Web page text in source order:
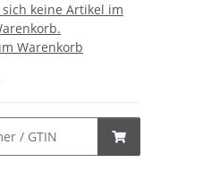
keine Artikel im
Warenkorb